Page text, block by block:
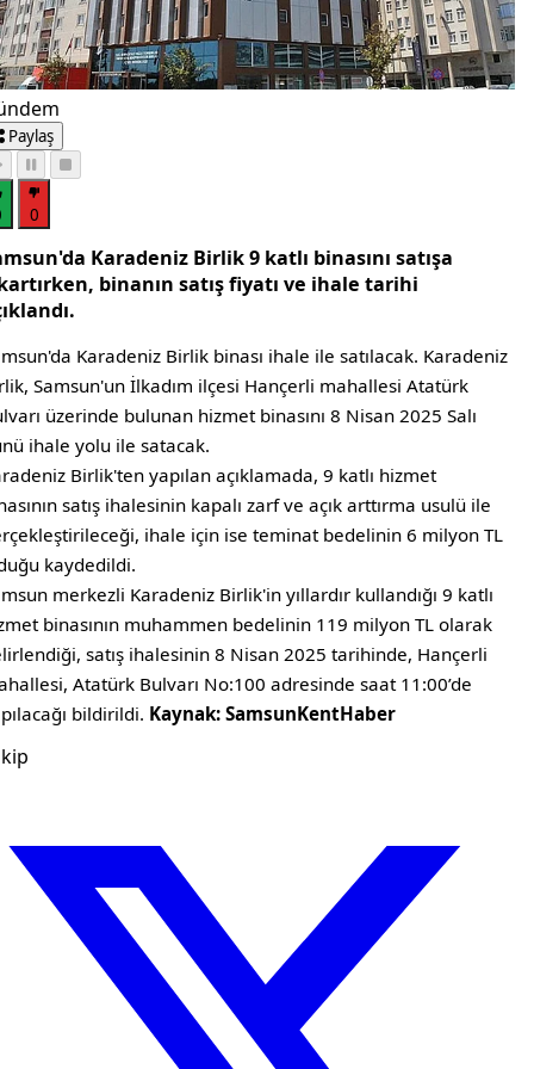
Paylaş
0
Karadeniz Birlik 9 katlı binasını satışa
binanın satış fiyatı ve ihale tarihi
Karadeniz Birlik binası ihale ile satılacak. Karadeniz
Samsun'un İlkadım ilçesi Hançerli mahallesi Atatürk
üzerinde bulunan hizmet binasını 8 Nisan 2025 Salı
ihale yolu ile satacak.
Birlik'ten yapılan açıklamada, 9 katlı hizmet
satış ihalesinin kapalı zarf ve açık arttırma usulü ile
ihale için ise teminat bedelinin 6 milyon TL
kaydedildi.
merkezli Karadeniz Birlik'in yıllardır kullandığı 9 katlı
binasının muhammen bedelinin 119 milyon TL olarak
satış ihalesinin 8 Nisan 2025 tarihinde, Hançerli
Atatürk Bulvarı No:100 adresinde saat 11:00’de
bildirildi. Kaynak: SamsunKentHaber